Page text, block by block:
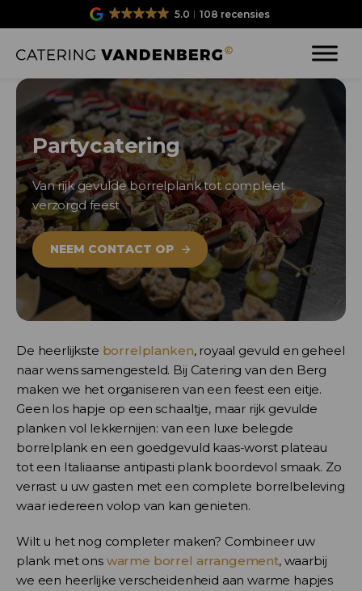
5.0 108 recensies
Partycatering
Van rijk gevulde borrelplank tot compleet
verzorgd feest
NEEM CONTACT OP
De heerlijkste borrelplanken, royaal gevuld en geheel
naar wens samengesteld. Bij Catering van den Berg
maken we het organiseren van een feest een eitje.
Geen los hapje op een schaaltje, maar rijk gevulde
planken vol lekkernijen: van een luxe belegde
borrelplank en een goedgevuld kaas-worst plateau
tot een Italiaanse antipasti plank boordevol smaak. Zo
verrast u uw gasten met een complete borrelbeleving
waar iedereen volop van kan genieten.
Wilt u het nog completer maken? Combineer uw
plank met ons warme borrel arrangement, waarbij
we een heerlijke verscheidenheid aan warme hapjes